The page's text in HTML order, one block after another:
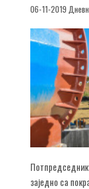
06-11-2019
заједно са